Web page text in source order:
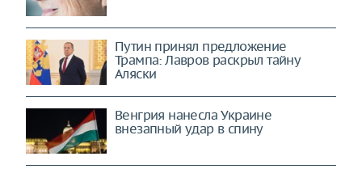
Путин принял предложение
Трампа: Лавров раскрыл тайну
Аляски
Венгрия нанесла Украине
внезапный удар в спину